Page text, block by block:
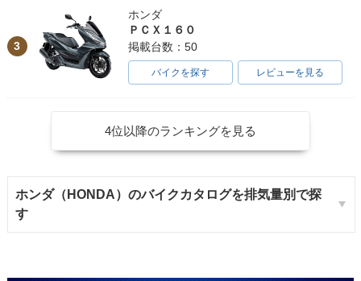
3
ホンダ
ＰＣＸ１６０
掲載台数：50
バイクを探す レビューを見る
4位以降のランキングを見る
ホンダ（HONDA）のバイクカタログを排気量別で探
す